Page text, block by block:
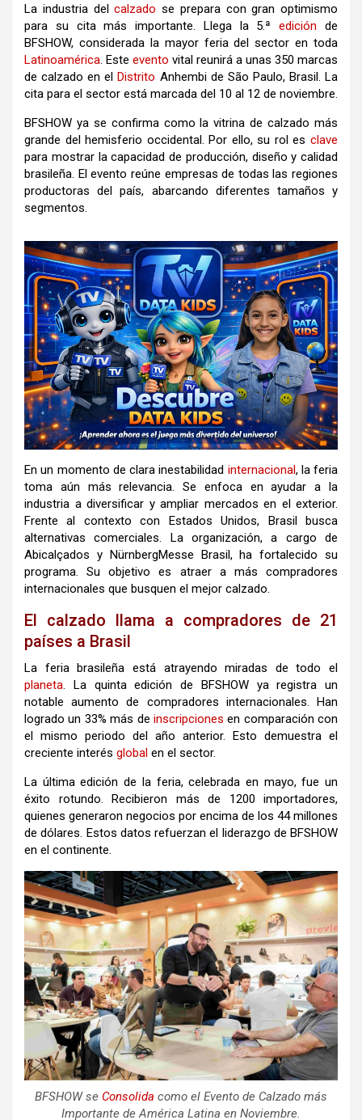
La industria delcalzado se prepara con gran optimismo
para su cita más importante. Llega la 5.ªedición de
BFSHOW, considerada la mayor feria del sector en toda
Latinoamérica. Este evento vital reunirá a unas 350 marcas
de calzado en elDistrito Anhembi de São Paulo, Brasil. La
cita para el sector está marcada del 10 al 12 de noviembre.
BFSHOW ya se confirma como la vitrina de calzado más
grande del hemisferio occidental. Por ello, su rol es clave
para mostrar la capacidad de producción, diseño y calidad
brasileña. El evento reúne empresas de todas las regiones
productoras del país, abarcando diferentes tamaños y
segmentos.
En un momento de clara inestabilidad internacional, la feria
toma aún más relevancia. Se enfoca en ayudar a la
industria a diversificar y ampliar mercados en el exterior.
Frente al contexto con Estados Unidos, Brasil busca
alternativas comerciales. La organización, a cargo de
Abicalçados y NürnbergMesse Brasil, ha fortalecido su
programa. Su objetivo es atraer a más compradores
internacionales que busquen el mejor calzado.
El calzado llama a compradores de 21
países a Brasil
La feria brasileña está atrayendo miradas de todo el
planeta. La quinta edición de BFSHOW ya registra un
notable aumento de compradores internacionales. Han
logrado un 33% más de inscripciones en comparación con
el mismo periodo del año anterior. Esto demuestra el
creciente interés global en el sector.
La última edición de la feria, celebrada en mayo, fue un
éxito rotundo. Recibieron más de 1200 importadores,
quienes generaron negocios por encima de los 44 millones
de dólares. Estos datos refuerzan el liderazgo de BFSHOW
en el continente.
BFSHOW se Consolida como el Evento de Calzado más
Importante de América Latina en Noviembre.